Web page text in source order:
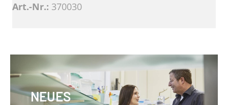
Art.-Nr.: 370030
NEUES